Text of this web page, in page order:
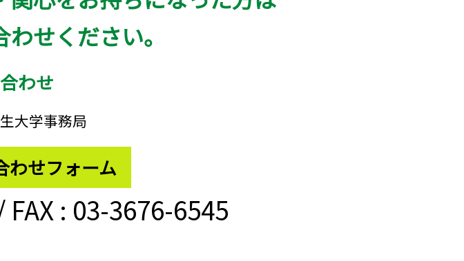
せください。
わせ
大学事務局
わせフォーム
FAX : 03-3676-6545